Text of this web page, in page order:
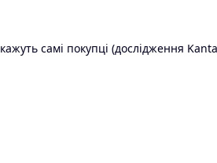
самі покупці (дослідження